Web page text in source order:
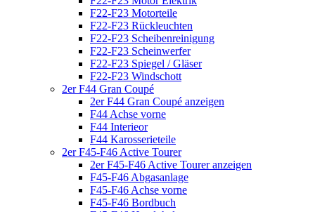
F22-F23 Motorteile
F22-F23 Rückleuchten
F22-F23 Scheibenreinigung
F22-F23 Scheinwerfer
F22-F23 Spiegel / Gläser
F22-F23 Windschott
2er F44 Gran Coupé
2er F44 Gran Coupé anzeigen
F44 Achse vorne
F44 Interieor
F44 Karosserieteile
2er F45-F46 Active Tourer
2er F45-F46 Active Tourer anzeigen
F45-F46 Abgasanlage
F45-F46 Achse vorne
F45-F46 Bordbuch